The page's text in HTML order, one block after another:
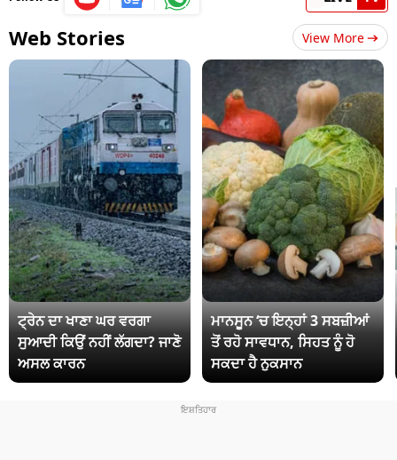
Web Stories View More
ਟ੍ਰੇਨ ਦਾ ਖਾਣਾ ਘਰ ਵਰਗਾ
ਸੁਆਦੀ ਕਿਉਂ ਨਹੀਂ ਲੱਗਦਾ? ਜਾਣੋ
ਅਸਲ ਕਾਰਨ
ਮਾਨਸੂਨ ‘ਚ ਇਨ੍ਹਾਂ 3 ਸਬਜ਼ੀਆਂ
ਤੋਂ ਰਹੋ ਸਾਵਧਾਨ, ਸਿਹਤ ਨੂੰ ਹੋ
ਸਕਦਾ ਹੈ ਨੁਕਸਾਨ